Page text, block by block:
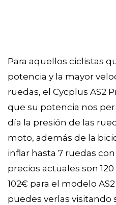
Para aquellos ciclistas
potencia y la mayor
ruedas, el Cycplus AS2
que su potencia nos
día la presión de las
moto, además de la
inflar hasta 7 ruedas
precios actuales son 120
102€ para el modelo
puedes verlas visitando